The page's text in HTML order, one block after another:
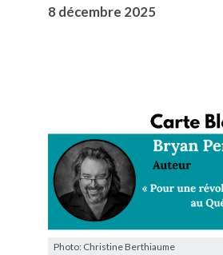
8 décembre 2025
Photo: Christine Berthiaume